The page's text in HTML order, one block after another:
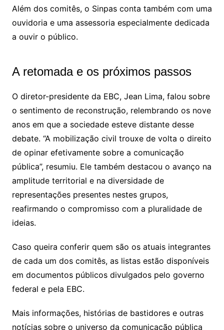
Além dos comitês, o Sinpas conta também com uma
ouvidoria e uma assessoria especialmente dedicada
a ouvir o público.
A retomada e os próximos passos
O diretor-presidente da EBC, Jean Lima, falou sobre
o sentimento de reconstrução, relembrando os nove
anos em que a sociedade esteve distante desse
debate. “A mobilização civil trouxe de volta o direito
de opinar efetivamente sobre a comunicação
pública”, resumiu. Ele também destacou o avanço na
amplitude territorial e na diversidade de
representações presentes nestes grupos,
reafirmando o compromisso com a pluralidade de
ideias.
Caso queira conferir quem são os atuais integrantes
de cada um dos comitês, as listas estão disponíveis
em documentos públicos divulgados pelo governo
federal e pela EBC.
Mais informações, histórias de bastidores e outras
notícias sobre o universo da comunicação pública